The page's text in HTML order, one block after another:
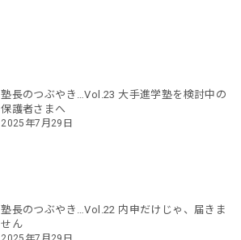
塾長のつぶやき…Vol.23 大手進学塾を検討中の
保護者さまへ
2025年7月29日
塾長のつぶやき…Vol.22 内申だけじゃ、届きま
せん